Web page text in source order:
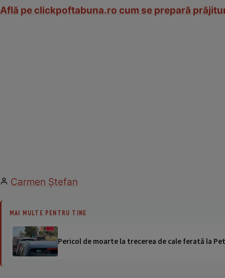
Află pe clickpoftabuna.ro cum se prepară
Carmen Ştefan
MAI MULTE PENTRU TINE
Pericol de moarte la trecerea de cale ferată la